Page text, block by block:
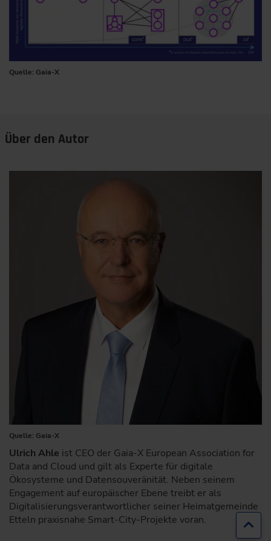
Quelle: Gaia-X
Über den Autor
Quelle: Gaia-X
Ulrich Ahle ist CEO der Gaia-X European Association for
Data and Cloud und gilt als Experte für digitale
Ökosysteme und Datensouveränität. Neben seinem
Engagement auf europäischer Ebene treibt er als
Digitalisierungsverantwortlicher seiner Heimatgemeinde
Etteln praxisnahe Smart-City-Projekte voran.